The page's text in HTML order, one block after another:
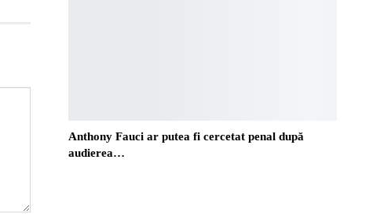
Anthony Fauci ar putea fi cercetat penal după
audierea…